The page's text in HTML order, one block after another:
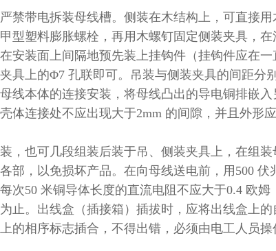
禁带电拆装母线槽。侧装在木结构上，可直接
型塑料膨胀螺栓，再用木螺钉固定侧装夹具，
安装面上间隔地预先装上挂钩件（挂钩件应在
具上的Φ7 孔联即可。吊装与侧装夹具的间距分
线本体的连接安装，将母线凸出的导电铜排嵌
体连接处不应出现大于2mm 的间隙，并且外形
，也可几段组装后装于吊、侧装夹具上，在组
部，以免损坏产品。在向母线送电前，用 500 伏
次50 米铜导体长度的直流电阻不应大于0.4 欧姆
止。出线盒（插接箱）插拔时，应将出线盒上
的相序标志插合，不得出错，必须由电工人员操